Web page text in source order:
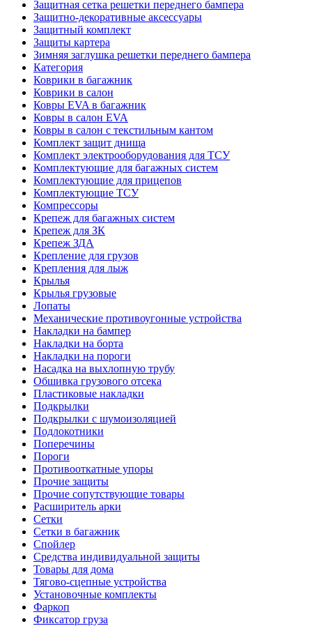
Защитная сетка решетки переднего бампера
Защитно-декоративные аксессуары
Защитный комплект
Защиты картера
Зимняя заглушка решетки переднего бампера
Категория
Коврики в багажник
Коврики в салон
Ковры EVA в багажник
Ковры в салон EVA
Ковры в салон с текстильным кантом
Комплект защит днища
Комплект электрооборудования для ТСУ
Комплектующие для багажных систем
Комплектующие для прицепов
Комплектующие ТСУ
Компрессоры
Крепеж для багажных систем
Крепеж для ЗК
Крепеж ЗДА
Крепление для грузов
Крепления для лыж
Крылья
Крылья грузовые
Лопаты
Механические противоугонные устройства
Накладки на бампер
Накладки на борта
Накладки на пороги
Насадка на выхлопную трубу
Обшивка грузового отсека
Пластиковые накладки
Подкрылки
Подкрылки с шумоизоляцией
Подлокотники
Поперечины
Пороги
Противооткатные упоры
Прочие защиты
Прочие сопутствующие товары
Расширитель арки
Сетки
Сетки в багажник
Спойлер
Средства индивидуальной защиты
Товары для дома
Тягово-сцепные устройства
Установочные комплекты
Фаркоп
Фиксатор груза